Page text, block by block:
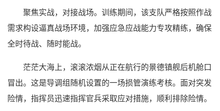
聚焦实战，对接战场。训练期间，该支队严格按照作战
需求构设逼真战场环境，加强应急应战能力专攻精练，确保
全时待战、随时能战。
茫茫大海上，滚滚浓烟从正在航行的景德镇舰后机舱口
冒出。这是导调组随机设置的一场损管演练考核。面对突发
险情，指挥员迅速指挥官兵采取应对措施，顺利排除险情。